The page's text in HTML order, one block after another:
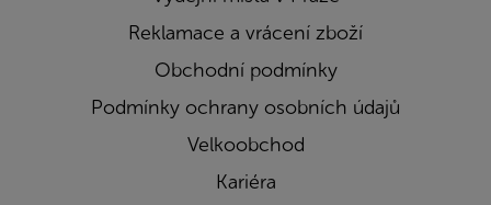
Reklamace a vrácení zboží
Obchodní podmínky
Podmínky ochrany osobních údajů
Velkoobchod
Kariéra